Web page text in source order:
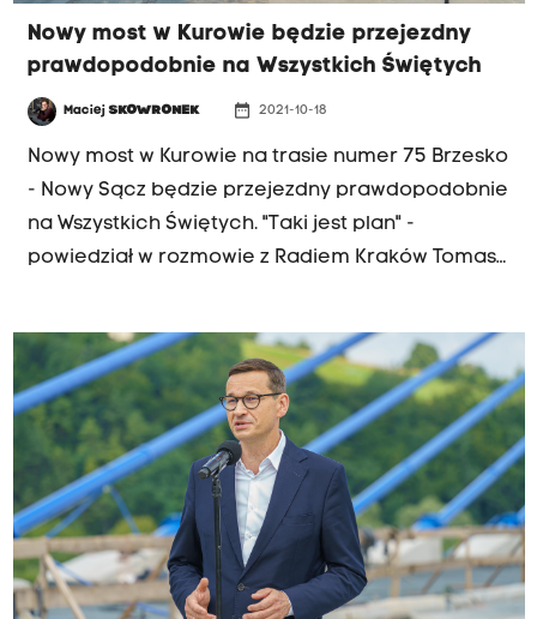
Nowy most w Kurowie będzie przejezdny
prawdopodobnie na Wszystkich Świętych
MaciejSKOWRONEK date_range 2021-10-18
Nowy most w Kurowie na trasie numer 75 Brzesko
- Nowy Sącz będzie przejezdny prawdopodobnie
na Wszystkich Świętych. "Taki jest plan" -
powiedział w rozmowie z Radiem Kraków Tomasz